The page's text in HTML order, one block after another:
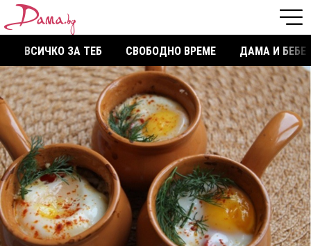
ВСИЧКО ЗА ТЕБ СВОБОДНО ВРЕМЕ ДАМА И БЕБЕ